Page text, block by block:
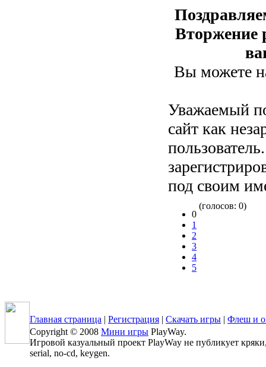
Вторжение
Вы можете
Уважаемый
сайт как
под своим
0
1
2
3
4
5
(голосов: 0)
Главная страница | Регистрация | Скачать игры | Флеш и
Copyright © 2008 Мини игры PlayWay.
Игровой казуальный проект PlayWay не публикует
serial, no-cd, keygen.